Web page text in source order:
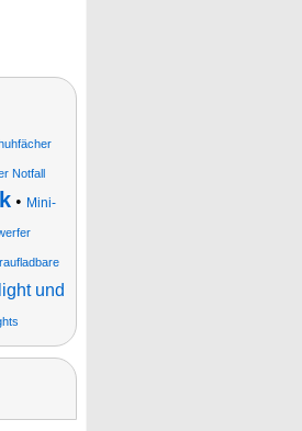
Notfall
• Mini-
und